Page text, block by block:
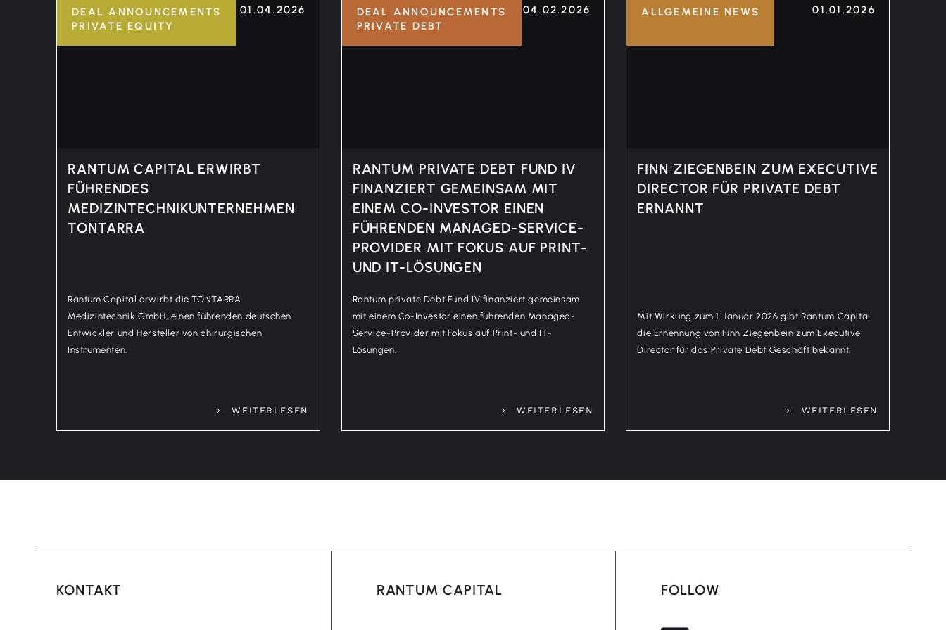
DEAL ANNOUNCEMENTS
PRIVATE EQUITY
01.04.2026
RANTUM CAPITAL ERWIRBT
FÜHRENDES
MEDIZINTECHNIKUNTERNEHMEN
TONTARRA
Rantum Capital erwirbt die TONTARRA
Medizintechnik GmbH, einen führenden deutschen
Entwickler und Hersteller von chirurgischen
Instrumenten.
WEITERLESEN
DEAL ANNOUNCEMENTS
PRIVATE DEBT
04.02.2026
RANTUM PRIVATE DEBT FUND IV
FINANZIERT GEMEINSAM MIT
EINEM CO-INVESTOR EINEN
FÜHRENDEN MANAGED-SERVICE-
PROVIDER MIT FOKUS AUF PRINT-
UND IT-LÖSUNGEN
Rantum private Debt Fund IV finanziert gemeinsam
mit einem Co-Investor einen führenden Managed-
Service-Provider mit Fokus auf Print- und IT-
Lösungen.
WEITERLESEN
ALLGEMEINE NEWS 01.01.2026
FINN ZIEGENBEIN ZUM EXECUTIVE
DIRECTOR FÜR PRIVATE DEBT
ERNANNT
Mit Wirkung zum 1. Januar 2026 gibt Rantum Capital
die Ernennung von Finn Ziegenbein zum Executive
Director für das Private Debt Geschäft bekannt.
WEITERLESEN
KONTAKT RANTUM CAPITAL FOLLOW